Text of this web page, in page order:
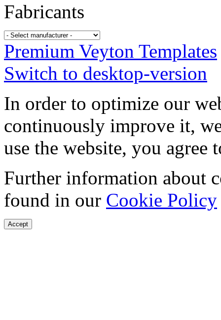
Fabricants
Premium Veyton Templates
Switch to desktop-version
In order to optimize our
continuously improve it,
use the website, you agree
Further information about
found in our Cookie Policy
Accept